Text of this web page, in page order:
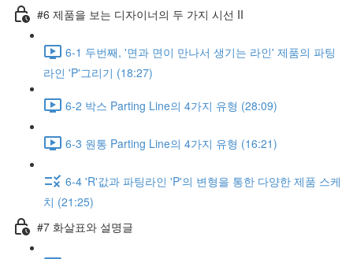
#6 제품을 보는 디자이너의 두 가지 시선 II
6-1 두번째, '면과 면이 만나서 생기는 라인' 제품의 파팅
라인 'P'그리기 (18:27)
6-2 박스 Parting Line의 4가지 유형 (28:09)
6-3 원통 Parting Line의 4가지 유형 (16:21)
6-4 'R'값과 파팅라인 'P'의 변형을 통한 다양한 제품 스케
치 (21:25)
#7 화살표와 설명글